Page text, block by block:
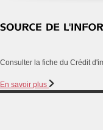
Consulter la fiche du Crédit
En savoir plus